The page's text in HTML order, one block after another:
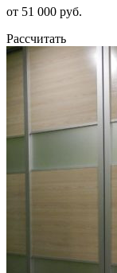
от 51 000 руб.
Рассчитать